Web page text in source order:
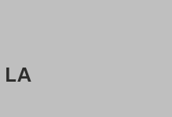
LA